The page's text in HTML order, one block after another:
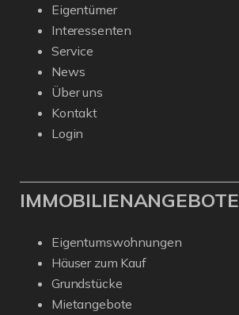
Eigentümer
Interessenten
Service
News
Über uns
Kontakt
Login
IMMOBILIENANGEBOTE
Eigentumswohnungen
Häuser zum Kauf
Grundstücke
Mietangebote